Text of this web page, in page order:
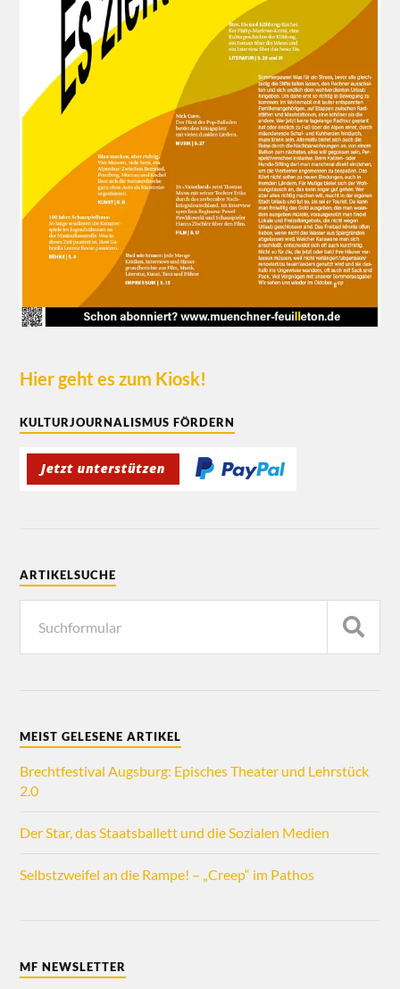
Hier geht es zum Kiosk!
KULTURJOURNALISMUS FÖRDERN
ARTIKELSUCHE
MEIST GELESENE ARTIKEL
Brechtfestival Augsburg: Episches Theater und Lehrstück
2.0
Der Star, das Staatsballett und die Sozialen Medien
Selbstzweifel an die Rampe! – „Creep“ im Pathos
MF NEWSLETTER